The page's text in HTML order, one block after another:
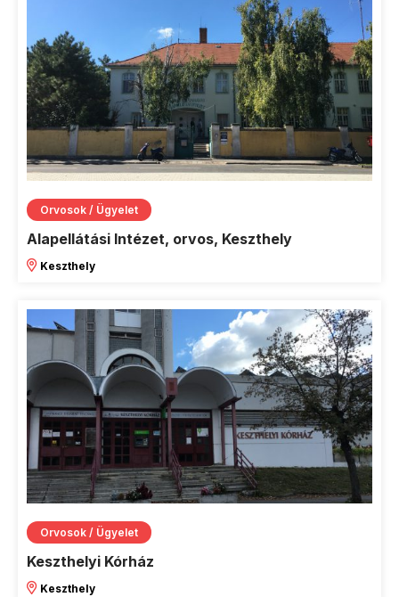
Orvosok / Ügyelet
Alapellátási Intézet, orvos, Keszthely
Keszthely
Orvosok / Ügyelet
Keszthelyi Kórház
Keszthely